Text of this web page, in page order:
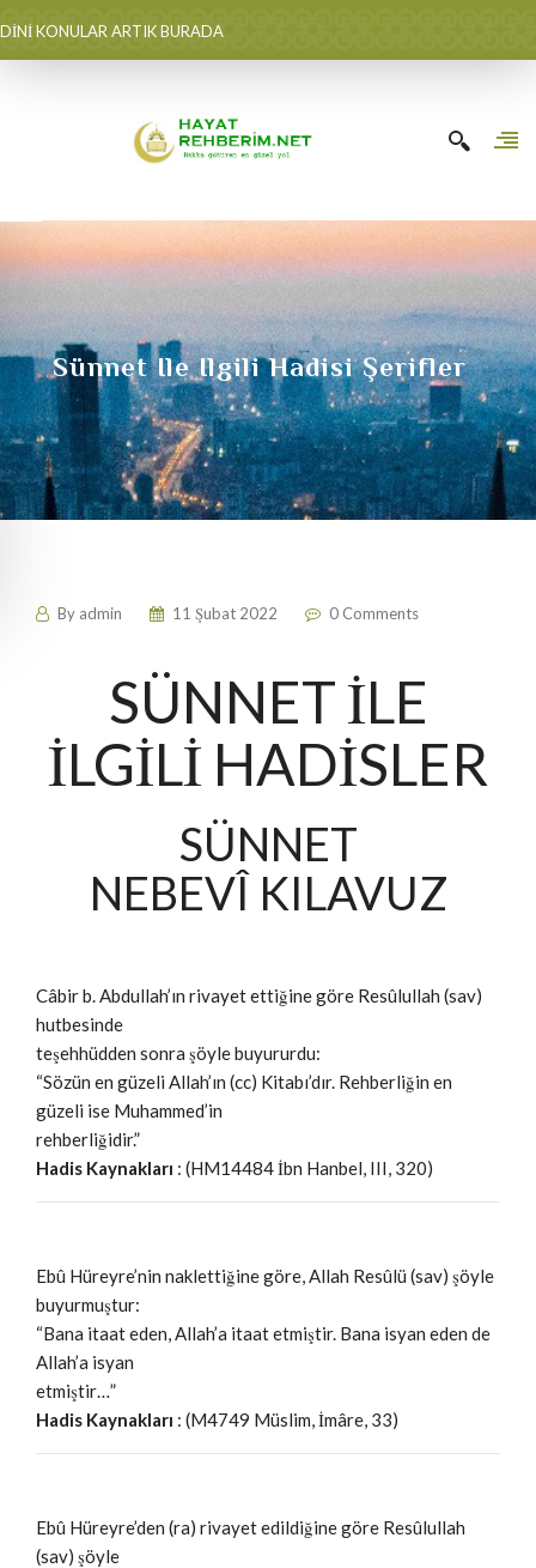
DİNİ KONULAR ARTIK BURADA
Sünnet Ile Ilgili Hadisi Şerifler
By admin 11 Şubat 2022 0 Comments
SÜNNET İLE
İLGİLİ HADİSLER
SÜNNET
NEBEVÎ KILAVUZ
Câbir b. Abdullah’ın rivayet ettiğine göre Resûlullah (sav)
hutbesinde
teşehhüdden sonra şöyle buyururdu:
“Sözün en güzeli Allah’ın (cc) Kitabı’dır. Rehberliğin en
güzeli ise Muhammed’in
rehberliğidir.”
Hadis Kaynakları : (HM14484 İbn Hanbel, III, 320)
Ebû Hüreyre’nin naklettiğine göre, Allah Resûlü (sav) şöyle
buyurmuştur:
“Bana itaat eden, Allah’a itaat etmiştir. Bana isyan eden de
Allah’a isyan
etmiştir…”
Hadis Kaynakları : (M4749 Müslim, İmâre, 33)
Ebû Hüreyre’den (ra) rivayet edildiğine göre Resûlullah
(sav) şöyle